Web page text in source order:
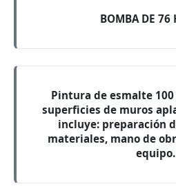
BOMBA DE 76
Pintura de esmalte
superficies de muros
incluye: preparación
materiales, mano de
equipo.